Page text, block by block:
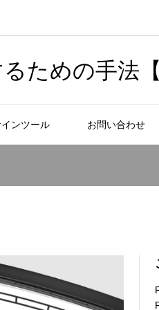
ための手法【
ンツール お問い合わせ